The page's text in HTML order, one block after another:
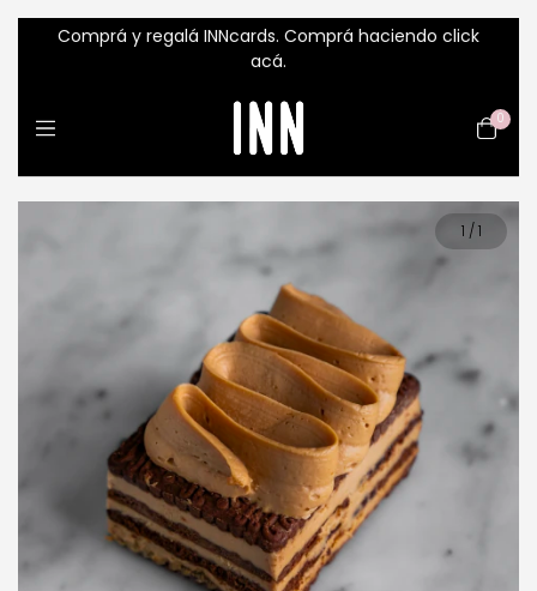
Comprá y regalá INNcards. Comprá haciendo click
acá.
0
1 /1